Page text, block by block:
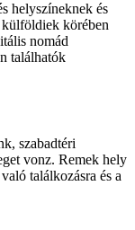
helyszíneknek és
körében
nomád
találhatók
szabadtéri
vonz. Remek hely
találkozásra és a